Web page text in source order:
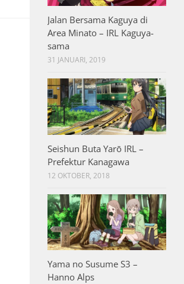
Jalan Bersama Kaguya di
Area Minato – IRL Kaguya-
sama
31 JANUARI, 2019
Seishun Buta Yarō IRL –
Prefektur Kanagawa
12 OKTOBER, 2018
Yama no Susume S3 –
Hanno Alps